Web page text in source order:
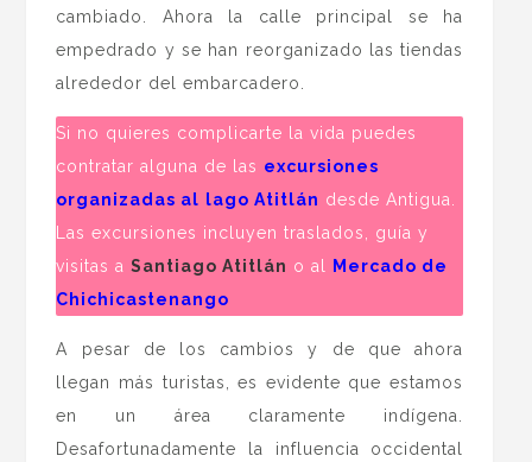
cambiado. Ahora la calle principal se ha
empedrado y se han reorganizado las tiendas
alrededor del embarcadero.
Si no quieres complicarte la vida puedes
contratar alguna de las excursiones
organizadas al lago Atitlán desde Antigua.
Las excursiones incluyen traslados, guía y
visitas a Santiago Atitlán o al Mercado de
Chichicastenango
A pesar de los cambios y de que ahora
llegan más turistas, es evidente que estamos
en un área claramente indígena.
Desafortunadamente la influencia occidental